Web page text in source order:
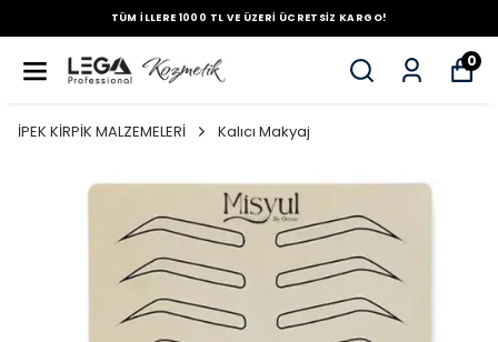
TÜM İLLERE 1000 TL VE ÜZERİ ÜCRETSİZ KARGO!
0
İPEK KİRPİK MALZEMELERİ Kalıcı Makyaj